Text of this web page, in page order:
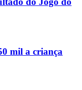
mil a criança